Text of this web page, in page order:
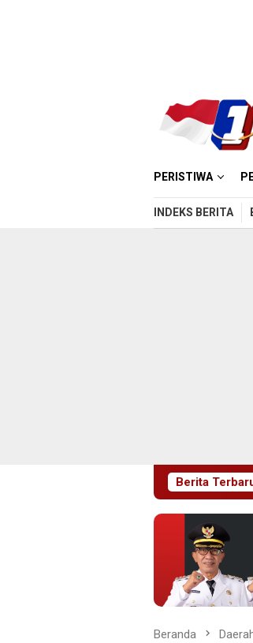
PERISTIWA
INDEKS BERITA
Berita
Pemkab Sidoarjo Perkuat Pencegahan
Beranda